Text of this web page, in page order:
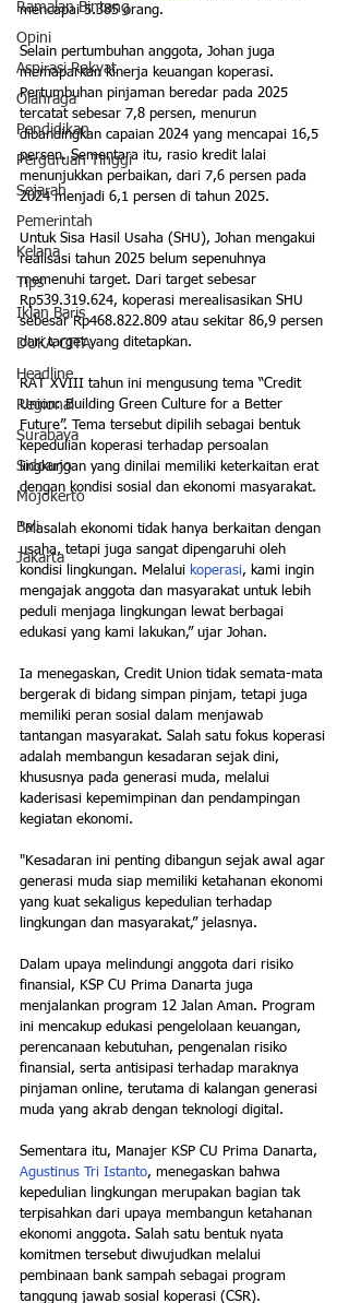
Ramalan Bintang
Opini
Aspirasi Rakyat
Olahraga
Pendidikan
Perguruan Tinggi
Sejarah
Pemerintah
Kelana
Tips
Iklan Baris
DUKA CITA
Headline
Regional
Surabaya
Sidoarjo
Mojokerto
Bali
Jakarta
mencapai 5.385 orang.
Selain pertumbuhan anggota, Johan juga
memaparkan kinerja keuangan koperasi.
Pertumbuhan pinjaman beredar pada 2025
tercatat sebesar 7,8 persen, menurun
dibandingkan capaian 2024 yang mencapai 16,5
persen. Sementara itu, rasio kredit lalai
menunjukkan perbaikan, dari 7,6 persen pada
2024 menjadi 6,1 persen di tahun 2025.
Untuk Sisa Hasil Usaha (SHU), Johan mengakui
realisasi tahun 2025 belum sepenuhnya
memenuhi target. Dari target sebesar
Rp539.319.624, koperasi merealisasikan SHU
sebesar Rp468.822.809 atau sekitar 86,9 persen
dari target yang ditetapkan.
RAT XVIII tahun ini mengusung tema “Credit
Union: Building Green Culture for a Better
Future”. Tema tersebut dipilih sebagai bentuk
kepedulian koperasi terhadap persoalan
lingkungan yang dinilai memiliki keterkaitan erat
dengan kondisi sosial dan ekonomi masyarakat.
"Masalah ekonomi tidak hanya berkaitan dengan
usaha, tetapi juga sangat dipengaruhi oleh
kondisi lingkungan. Melalui koperasi, kami ingin
mengajak anggota dan masyarakat untuk lebih
peduli menjaga lingkungan lewat berbagai
edukasi yang kami lakukan,” ujar Johan.
Ia menegaskan, Credit Union tidak semata-mata
bergerak di bidang simpan pinjam, tetapi juga
memiliki peran sosial dalam menjawab
tantangan masyarakat. Salah satu fokus koperasi
adalah membangun kesadaran sejak dini,
khususnya pada generasi muda, melalui
kaderisasi kepemimpinan dan pendampingan
kegiatan ekonomi.
"Kesadaran ini penting dibangun sejak awal agar
generasi muda siap memiliki ketahanan ekonomi
yang kuat sekaligus kepedulian terhadap
lingkungan dan masyarakat,” jelasnya.
Dalam upaya melindungi anggota dari risiko
finansial, KSP CU Prima Danarta juga
menjalankan program 12 Jalan Aman. Program
ini mencakup edukasi pengelolaan keuangan,
perencanaan kebutuhan, pengenalan risiko
finansial, serta antisipasi terhadap maraknya
pinjaman online, terutama di kalangan generasi
muda yang akrab dengan teknologi digital.
Sementara itu, Manajer KSP CU Prima Danarta,
Agustinus Tri Istanto, menegaskan bahwa
kepedulian lingkungan merupakan bagian tak
terpisahkan dari upaya membangun ketahanan
ekonomi anggota. Salah satu bentuk nyata
komitmen tersebut diwujudkan melalui
pembinaan bank sampah sebagai program
tanggung jawab sosial koperasi (CSR).